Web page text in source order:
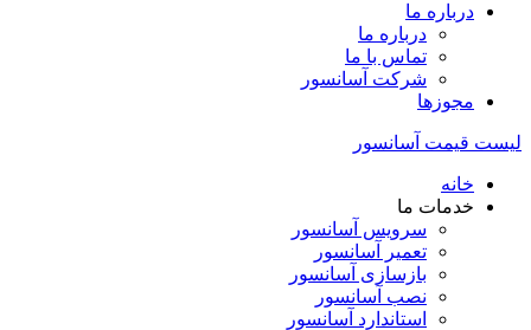
درباره ما
درباره ما
تماس با ما
شرکت آسانسور
مجوزها
لیست قیمت آسانسور
خانه
خدمات ما
سرویس آسانسور
تعمیر آسانسور
بازسازی آسانسور
نصب آسانسور
استاندارد آسانسور